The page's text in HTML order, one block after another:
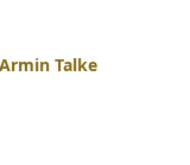
Talke